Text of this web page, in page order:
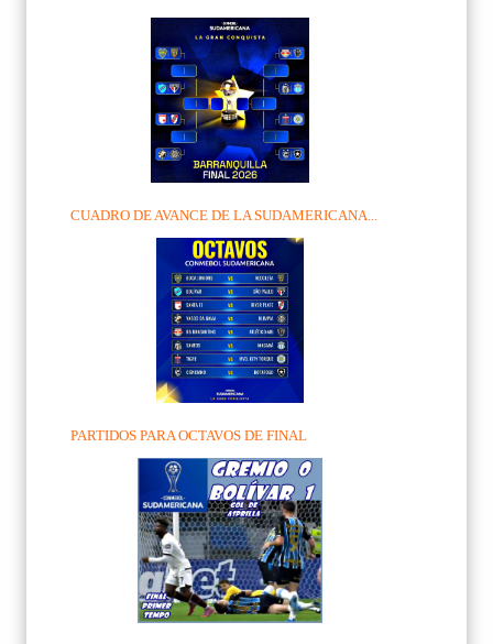
CUADRO DE AVANCE DE LA SUDAMERICANA...
PARTIDOS PARA OCTAVOS DE FINAL